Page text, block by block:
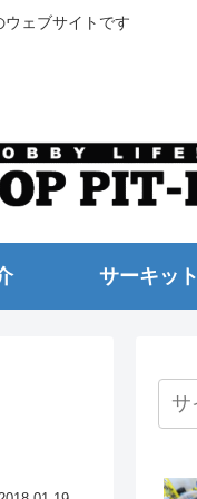
ェブサイトです
サーキット